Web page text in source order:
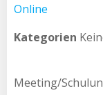
Online
Kategorien
Meeting/